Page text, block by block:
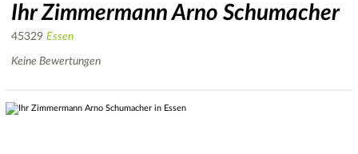
Ihr Zimmermann Arno Schumacher
45329 Essen
Keine Bewertungen